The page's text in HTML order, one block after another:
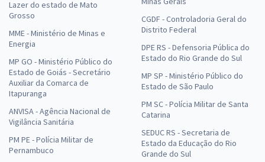
Lazer do estado de Mato
Grosso
MME - Ministério de Minas e
Energia
MP GO - Ministério Público do
Estado de Goiás - Secretário
Auxiliar da Comarca de
Itapuranga
ANVISA - Agência Nacional de
Vigilância Sanitária
PM PE - Polícia Militar de
Pernambuco
CGDF - Controladoria Geral do
Distrito Federal
DPE RS - Defensoria Pública do
Estado do Rio Grande do Sul
MP SP - Ministério Público do
Estado de São Paulo
PM SC - Polícia Militar de Santa
Catarina
SEDUC RS - Secretaria de
Estado da Educação do Rio
Grande do Sul